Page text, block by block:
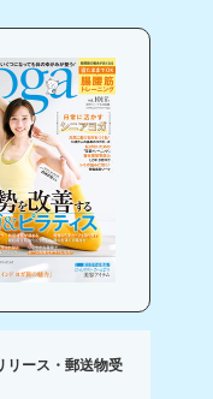
リース・郵送物受